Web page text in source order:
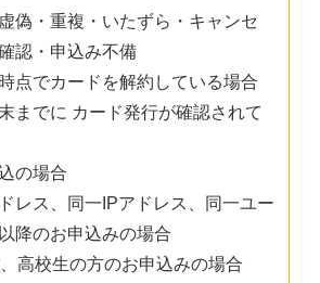
偽・重複・いたずら・キャンセ
認・申込み不備
点でカードを解約している場合
までに カード発行が確認されて
の場合
レス、同一IPアドレス、同一ユー
降のお申込みの場合
高校生の方のお申込みの場合